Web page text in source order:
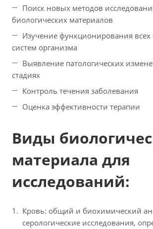
Поиск новых методов
биологических материалов
Изучение функционирования всех
систем организма
Выявление патологических
стадиях
Контроль течения заболевания
Оценка эффективности терапии
Виды
материала для
исследований:
Кровь: общий и биохимический
серологические исследования,